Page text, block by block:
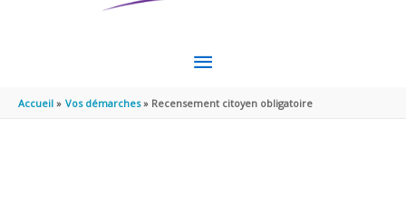
MENU
PRINCIPAL
Accueil Vos démarches Recensement citoyen obligatoire